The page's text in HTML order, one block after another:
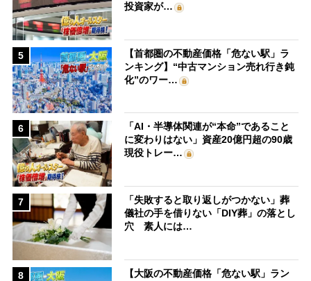
投資家が…
5
【首都圏の不動産価格「危ない駅」ラ
ンキング】“中古マンション売れ行き鈍
化”のワー…
6
「AI・半導体関連が“本命”であること
に変わりはない」資産20億円超の90歳
現役トレー…
7
「失敗すると取り返しがつかない」葬
儀社の手を借りない「DIY葬」の落とし
穴 素人には…
8
【大阪の不動産価格「危ない駅」ラン